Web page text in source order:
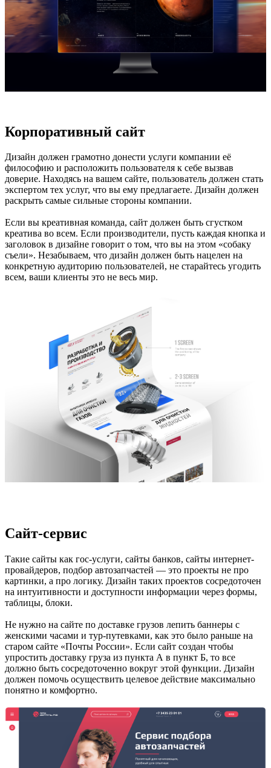
Корпоративный сайт
Дизайн должен грамотно донести услуги компании её
философию и расположить пользователя к себе вызвав
доверие. Находясь на вашем сайте, пользователь должен стать
экспертом тех услуг, что вы ему предлагаете. Дизайн должен
раскрыть самые сильные стороны компании.
Если вы креативная команда, сайт должен быть сгустком
креатива во всем. Если производители, пусть каждая кнопка и
заголовок в дизайне говорит о том, что вы на этом «собаку
съели». Незабываем, что дизайн должен быть нацелен на
конкретную аудиторию пользователей, не старайтесь угодить
всем, ваши клиенты это не весь мир.
Сайт-сервис
Такие сайты как гос-услуги, сайты банков, сайты интернет-
провайдеров, подбор автозапчастей — это проекты не про
картинки, а про логику. Дизайн таких проектов сосредоточен
на интуитивности и доступности информации через формы,
таблицы, блоки.
Не нужно на сайте по доставке грузов лепить баннеры с
женскими часами и тур-путевками, как это было раньше на
старом сайте «Почты России». Если сайт создан чтобы
упростить доставку груза из пункта А в пункт Б, то все
должно быть сосредоточенно вокруг этой функции. Дизайн
должен помочь осуществить целевое действие максимально
понятно и комфортно.